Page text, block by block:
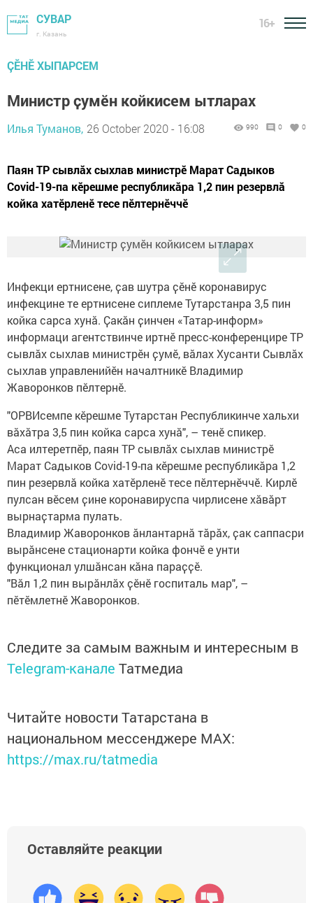
СУВАР
г. Казань
16+
ÇӖНӖ ХЫПАРСЕМ
Министр ҫумӗн койкисем ытларах
Илья Туманов, 26 October 2020 - 16:08 990 0 0
Паян ТР сывлӑх сыхлав министрӗ Марат Садыков
Covid-19-па кӗрешме республикӑра 1,2 пин резервлӑ
койка хатӗрленӗ тесе пӗлтернӗччӗ
Инфекци ертнисене, ҫав шутра ҫӗнӗ коронавирус
инфекцине те ертнисене сиплеме Тутарстанра 3,5 пин
койка сарса хунӑ. Ҫакӑн ҫинчен «Татар-информ»
информаци агентствинче иртнӗ пресс-конференцире ТР
сывлӑх сыхлав министрӗн ҫумӗ, вӑлах Хусанти Сывлӑх
сыхлав управленийӗн началтникӗ Владимир
Жаворонков пӗлтернӗ.
"ОРВИсемпе кӗрешме Тутарстан Республикинче хальхи
вӑхӑтра 3,5 пин койка сарса хунӑ", – тенӗ спикер.
Аса илтеретпӗр, паян ТР сывлӑх сыхлав министрӗ
Марат Садыков Covid-19-па кӗрешме республикӑра 1,2
пин резервлӑ койка хатӗрленӗ тесе пӗлтернӗччӗ. Кирлӗ
пулсан вӗсем ҫине коронавируспа чирлисене хӑвӑрт
вырнаҫтарма пулать.
Владимир Жаворонков ӑнлантарнӑ тӑрӑх, ҫак саппасри
вырӑнсене стационарти койка фончӗ е унти
функционал улшӑнсан кӑна параҫҫӗ.
"Вӑл 1,2 пин вырӑнлӑх ҫӗнӗ госпиталь мар", –
пӗтӗмлетнӗ Жаворонков.
Следите за самым важным и интересным в
Telegram-канале Татмедиа
Читайте новости Татарстана в
национальном мессенджере MАХ:
https://max.ru/tatmedia
Оставляйте реакции